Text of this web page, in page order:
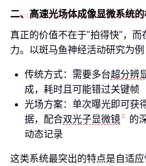
二、高速光场体成像显微系统的
真正的价值不在于"拍得快"，而
力。以斑马鱼神经活动研究为例
传统方式：需要多台超分辨
成，耗时且可能错过关键帧
光场方案：单次曝光即可获
据，配合双光子显微镜
的
动态记录
这类系统最突出的特点是自适